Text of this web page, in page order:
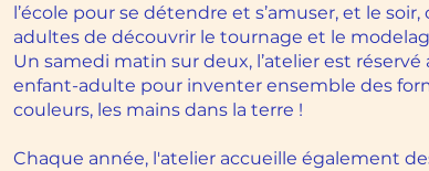
l’école pour se détendre et s’amuser, et le soir,
adultes de découvrir le tournage et le
Un samedi matin sur deux, l’atelier est réservé
enfant-adulte pour inventer ensemble des
couleurs, les mains dans la terre !
Chaque année, l'atelier accueille également